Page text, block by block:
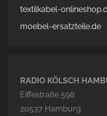
textilkabel-
moebel-ersatzteile.de
RADIO KÖLSCH
Eiffestraße 598
20537 Hamburg